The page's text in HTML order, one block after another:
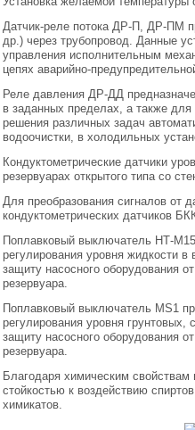
Датчик-реле потока ДР-П, ДР-ПМ
др.) через трубопровод. Данные
управления исполнительным
цепях аварийно-
Реле давления ДР-ДД
в заданных пределах, а также
решения различных задач
водоочистки, в холодильных
Кондуктометрические датчики
резервуарах открытого типа со
Для преобразования сигналов от
кондуктометрических датчиков
Поплавковый выключатель НТ-
регулирования уровня жидкости
защиту насосного оборудования
резервуара.
Поплавковый выключатель MS1
регулирования уровня
защиту насосного оборудования
резервуара.
Благодаря химическим свойствам
стойкостью к воздействию
химикатов.